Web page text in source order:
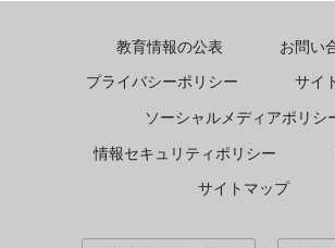
教育情報の公表
お問い
プライバシーポリシー
サイ
ソーシャルメディアポリシ
情報セキュリティポリシー
サイトマップ